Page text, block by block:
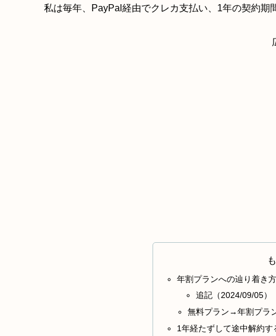
私は毎年、PayPal経由でクレカ支払い、1年の契約期
年割プランへの辿り着き方
追記（2024/09/05）
無料プラン→年割プラ
1年経たずして途中解約す